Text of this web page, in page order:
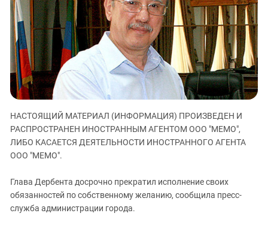
ЗАСТАВЛЯЕТ
КАВКАЗ ЗА ПАЛЕСТИНУ
ИНАКОМЫСЛИЕ В ЧЕЧНЕ
ПРЕСЛЕДОВАНИЕ АКТИВИСТОВ
МОБИЛИЗАЦИЯ И ПРОТЕСТЫ
Дагестан
Ингушетия
Кабардино-Балкария
Калмыкия
Карачаево-Черкесия
Нагорный Карабах
Российская Федерация
Ростовская область
Северная Осетия - Алания
СКФО
Ставропольский край
НАСТОЯЩИЙ МАТЕРИАЛ (ИНФОРМАЦИЯ) ПРОИЗВЕДЕН И
РАСПРОСТРАНЕН ИНОСТРАННЫМ АГЕНТОМ ООО "МЕМО",
ЛИБО КАСАЕТСЯ ДЕЯТЕЛЬНОСТИ ИНОСТРАННОГО АГЕНТА
ООО "МЕМО".
Глава Дербента досрочно прекратил исполнение своих
обязанностей по собственному желанию, сообщила пресс-
служба администрации города.